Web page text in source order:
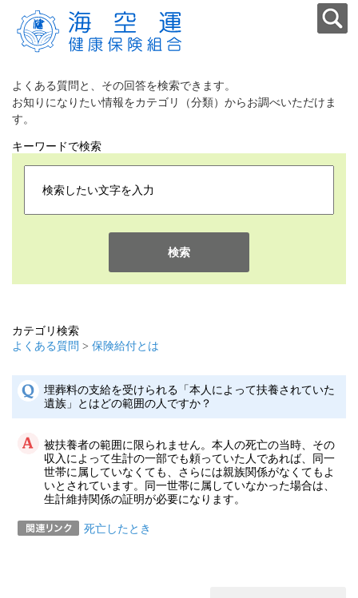
よくある質問と、その回答を検索できます。
お知りになりたい情報をカテゴリ（分類）からお調べいただけま
す。
キーワードで検索
検索
カテゴリ検索
よくある質問 > 保険給付とは
埋葬料の支給を受けられる「本人によって扶養されていた
遺族」とはどの範囲の人ですか？
被扶養者の範囲に限られません。本人の死亡の当時、その
収入によって生計の一部でも頼っていた人であれば、同一
世帯に属していなくても、さらには親族関係がなくてもよ
いとされています。同一世帯に属していなかった場合は、
生計維持関係の証明が必要になります。
死亡したとき